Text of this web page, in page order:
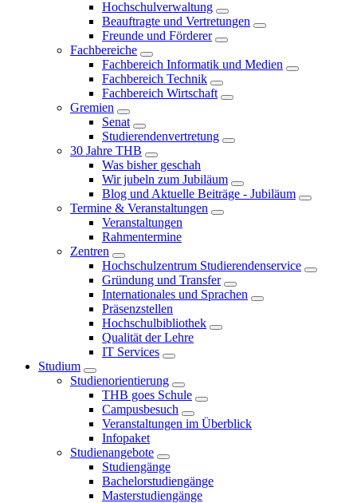
Hochschulverwaltung
Beauftragte und Vertretungen
Freunde und Förderer
Fachbereiche
Fachbereich Informatik und Medien
Fachbereich Technik
Fachbereich Wirtschaft
Gremien
Senat
Studierendenvertretung
30 Jahre THB
Was bisher geschah
Wir jubeln zum Jubiläum
Blog und Aktuelle Beiträge - Jubiläum
Termine & Veranstaltungen
Veranstaltungen
Rahmentermine
Zentren
Hochschulzentrum Studierendenservice
Gründung und Transfer
Internationales und Sprachen
Präsenzstellen
Hochschulbibliothek
Qualität der Lehre
IT Services
Studium
Studienorientierung
THB goes Schule
Campusbesuch
Veranstaltungen im Überblick
Infopaket
Studienangebote
Studiengänge
Bachelorstudiengänge
Masterstudiengänge